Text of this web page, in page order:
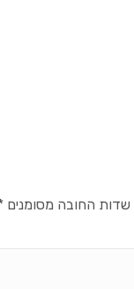
שדות החובה מסומנים